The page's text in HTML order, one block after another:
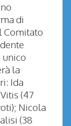
di
Comitato
unico
la
Ida
(47
Nicola
(38